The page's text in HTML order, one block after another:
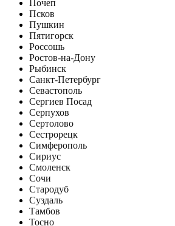
Почеп
Псков
Пушкин
Пятигорск
Россошь
Ростов-на-Дону
Рыбинск
Санкт-Петербург
Севастополь
Сергиев Посад
Серпухов
Сертолово
Сестрорецк
Симферополь
Сириус
Смоленск
Сочи
Стародуб
Суздаль
Тамбов
Тосно